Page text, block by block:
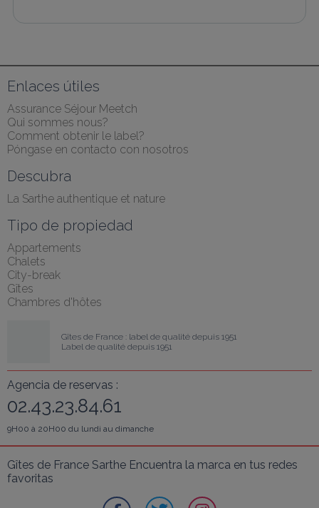
Enlaces útiles
Assurance Séjour Meetch
Qui sommes nous?
Comment obtenir le label?
Póngase en contacto con nosotros
Descubra
La Sarthe authentique et nature
Tipo de propiedad
Appartements
Chalets
City-break
Gîtes
Chambres d'hôtes
Gîtes de France : label de qualité depuis 1951
Label de qualité depuis 1951
Agencia de reservas :
02.43.23.84.61
9H00 à 20H00 du lundi au dimanche
Gîtes de France Sarthe Encuentra la marca en tus redes
favoritas